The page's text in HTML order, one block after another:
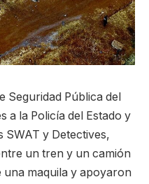
Seguridad Pública del
a la Policía del Estado y
SWAT y Detectives,
un tren y un camión
maquila y apoyaron